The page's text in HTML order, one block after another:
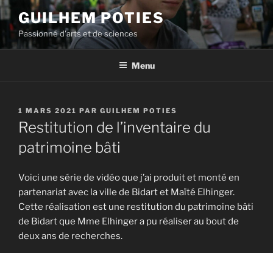
Aller
au
contenu
principal
GUILHEM POTIES
Passionné d'arts et de sciences
Menu
PUBLIÉ
LE
1 MARS 2021 PAR GUILHEM POTIES
Restitution de l’inventaire du
patrimoine bâti
Voici une série de vidéo que j’ai produit et monté en
partenariat avec la ville de Bidart et Maïté Elhinger.
Cette réalisation est une restitution du patrimoine bâti
de Bidart que Mme Elhinger a pu réaliser au bout de
deux ans de recherches.